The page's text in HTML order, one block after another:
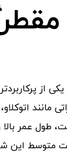
یکی از
مانند
متوسط این